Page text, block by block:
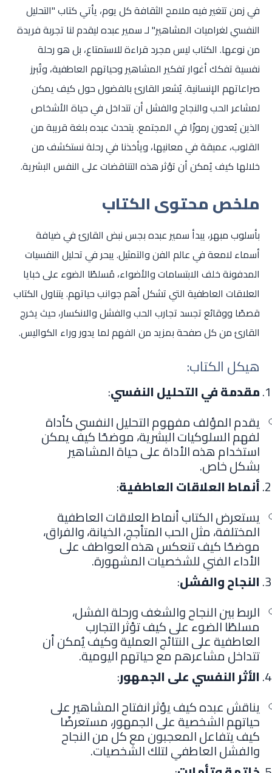
في زمن تتغير فيه ملامح الثقافة كل يوم، يأتي كتاب "التحليل
النفسي لغراميات المشاهير" لـ سمير عبده ليقدم لنا تجربة فريدة
من نوعها. الكتاب ليس مجرد قراءة للاستمتاع، بل هو رحلة
نفسية تفكك أغوار تفكير المشاهير وحياتهم العاطفية، وتُبرز
صراعاتهم الإنسانية. يُشعر القارئ بالفضول حول كيف يمكن
لمشاعر الحب والنجاح والفشل أن تتداخل في حياة الأشخاص
الذين يُعدون رموزًا في المجتمع. يتحدث عبده بلغة قريبة من
القلوب، عميقة في معانيها، ويأخذنا في رحلة نستكشف من
خلالها كيف يُمكن أن تؤثر هذه التناقضات على النفس البشرية.
ملخص محتوى الكتاب
بأسلوب مبهر، يبدأ سمير عبده بجس نبض القارئ في ضيافة
أسماء لامعة في عالم الفن والتمثيل. يبحر في تحليل النفسيات
المدفونة خلف الابتسامات والأضواء، مُسلطًا الضوء على خبايا
العلاقات العاطفية التي تشكل أهم جوانب حياتهم. يتناول الكتاب
قصصًا ووقائع تجسد تجارب الحب والفشل والانكسار، حيث يخرج
القارئ من كل صفحة بمزيد من الفهم لما يدور وراء الكواليس.
هيكل الكتاب:
مقدمة في التحليل النفسي:
يقدم المؤلف مفهوم التحليل النفسي كأداة
لفهم السلوكيات البشرية، موضحًا كيف يمكن
استخدام هذه الأداة على حياة المشاهير
بشكل خاص.
أنماط العلاقات العاطفية:
يستعرض الكتاب أنماط العلاقات العاطفية
المختلفة، مثل الحب المتأجج، الخيانة، والفراق،
موضحًا كيف تنعكس هذه العواطف على
الأداء الفني للشخصيات المشهورة.
النجاح والفشل:
الربط بين النجاح والشغف ورحلة الفشل،
مسلطًا الضوء على كيف تؤثر التجارب
العاطفية على النتائج العملية وكيف يُمكن أن
تتداخل مشاعرهم مع حياتهم اليومية.
الأثر النفسي على الجمهور:
يناقش عبده كيف يؤثر انفتاح المشاهير على
حياتهم الشخصية على الجمهور، مستعرضًا
كيف يتفاعل المعجبون مع كل من النجاح
والفشل العاطفي لتلك الشخصيات.